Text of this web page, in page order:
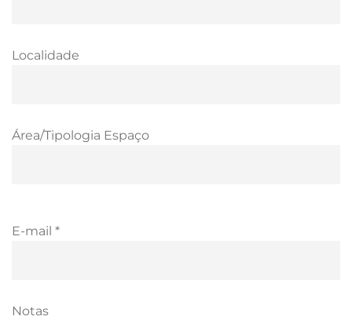
Localidade
Área/Tipologia Espaço
E-mail *
Notas